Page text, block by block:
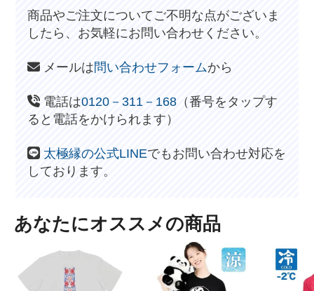
商品やご注文についてご不明な点がございま
したら、お気軽にお問い合わせください。
メールは問い合わせフォームから
電話は0120－311－168 （番号をタップす
ると電話をかけられます）
太極縁の公式LINEでもお問い合わせ対応を
しております。
あなたにオススメの商品